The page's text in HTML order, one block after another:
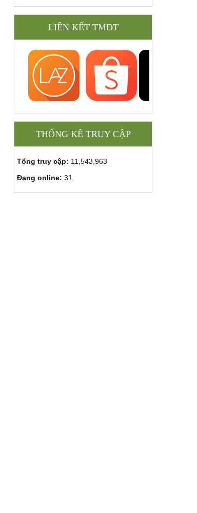
LIÊN KẾT TMĐT
THỐNG KÊ TRUY CẬP
Tổng truy cập: 11,543,963
Đang online: 31